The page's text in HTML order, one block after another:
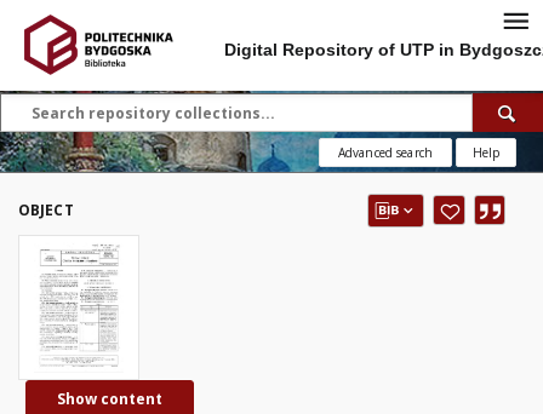
Digital Repository of UTP in
Advanced search Help
OBJECT
Show content